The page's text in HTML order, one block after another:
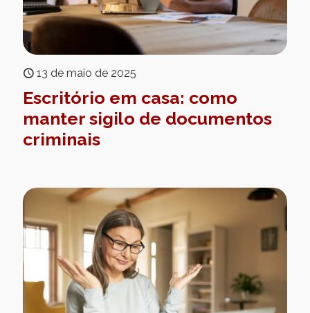
13 de maio de 2025
Escritório em casa: como
manter sigilo de documentos
criminais